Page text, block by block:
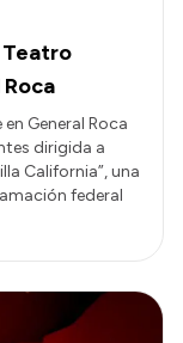
Teatro
General Roca
dirigida a
California”, una
federal